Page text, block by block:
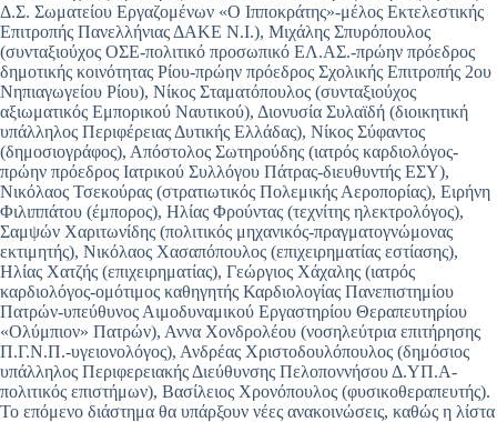
Δ.Σ. Σωματείου Εργαζομένων «Ο Ιπποκράτης»-μέλος Εκτελεστικής
Επιτροπής Πανελλήνιας ΔΑΚΕ Ν.Ι.), Μιχάλης Σπυρόπουλος
(συνταξιούχος ΟΣΕ-πολιτικό προσωπικό ΕΛ.ΑΣ.-πρώην πρόεδρος
δημοτικής κοινότητας Ρίου-πρώην πρόεδρος Σχολικής Επιτροπής 2ου
Νηπιαγωγείου Ρίου), Νίκος Σταματόπουλος (συνταξιούχος
αξιωματικός Εμπορικού Ναυτικού), Διονυσία Συλαϊδή (διοικητική
υπάλληλος Περιφέρειας Δυτικής Ελλάδας), Νίκος Σύφαντος
(δημοσιογράφος), Απόστολος Σωτηρούδης (ιατρός καρδιολόγος-
πρώην πρόεδρος Ιατρικού Συλλόγου Πάτρας-διευθυντής ΕΣΥ),
Νικόλαος Τσεκούρας (στρατιωτικός Πολεμικής Αεροπορίας), Ειρήνη
Φιλιππάτου (έμπορος), Ηλίας Φρούντας (τεχνίτης ηλεκτρολόγος),
Σαμψών Χαριτωνίδης (πολιτικός μηχανικός-πραγματογνώμονας
εκτιμητής), Νικόλαος Χασαπόπουλος (επιχειρηματίας εστίασης),
Ηλίας Χατζής (επιχειρηματίας), Γεώργιος Χάχαλης (ιατρός
καρδιολόγος-ομότιμος καθηγητής Καρδιολογίας Πανεπιστημίου
Πατρών-υπεύθυνος Αιμοδυναμικού Εργαστηρίου Θεραπευτηρίου
«Ολύμπιον» Πατρών), Αννα Χονδρολέου (νοσηλεύτρια επιτήρησης
Π.Γ.Ν.Π.-υγειονολόγος), Ανδρέας Χριστοδουλόπουλος (δημόσιος
υπάλληλος Περιφερειακής Διεύθυνσης Πελοποννήσου Δ.ΥΠ.Α-
πολιτικός επιστήμων), Βασίλειος Χρονόπουλος (φυσικοθεραπευτής).
Το επόμενο διάστημα θα υπάρξουν νέες ανακοινώσεις, καθώς η λίστα